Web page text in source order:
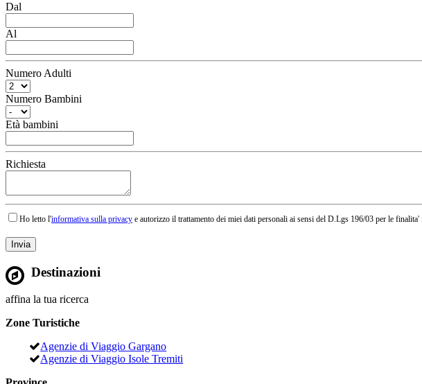
Dal
Al
Numero Adulti
Numero Bambini
Età bambini
Richiesta
Ho letto l'informativa sulla privacy e autorizzo il trattamento dei miei dati personali ai sensi del D.Lgs 196/03 per le finalita'
Destinazioni
affina la tua ricerca
Zone Turistiche
Agenzie di Viaggio Gargano
Agenzie di Viaggio Isole Tremiti